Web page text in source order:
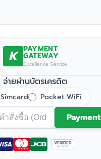
K PAYMENT
GATEWAY
Excellence Service
จ่ายผ่านบัตรเครดิต
Simcard Pocket WiFi
Payment
VERIFIED
by VISA